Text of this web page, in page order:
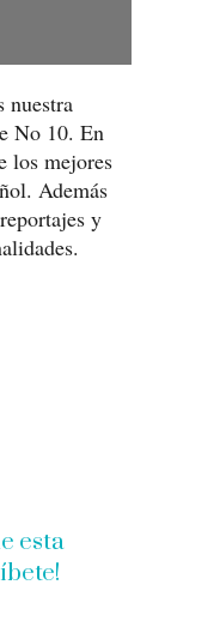
nuestra
No 10. En
los mejores
Además
y
esta